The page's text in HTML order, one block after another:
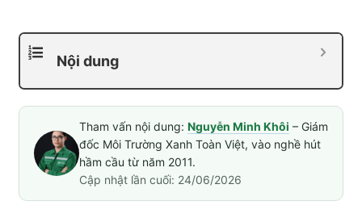
Nội dung
Tham vấn nội dung: Nguyễn Minh Khôi – Giám
đốc Môi Trường Xanh Toàn Việt, vào nghề hút
hầm cầu từ năm 2011.
Cập nhật lần cuối: 24/06/2026